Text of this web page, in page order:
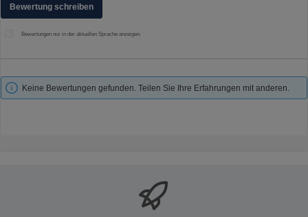
Bewertung schreiben
Bewertungen nur in der aktuellen Sprache anzeigen.
Keine Bewertungen gefunden. Teilen Sie Ihre Erfahrungen mit anderen.